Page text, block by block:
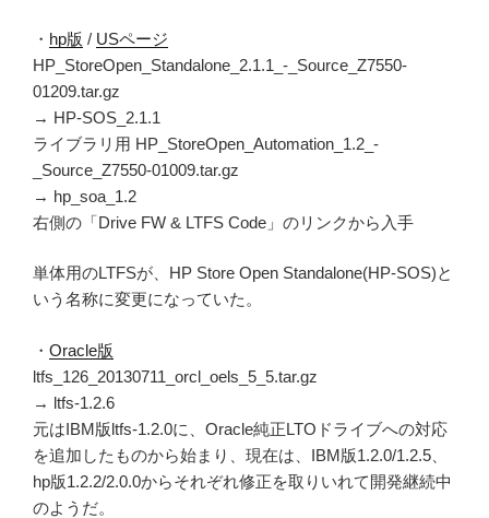
・ hp版 / USページ
HP_StoreOpen_Standalone_2.1.1_-_Source_Z7550-
01209.tar.gz
→ HP-SOS_2.1.1
ライブラリ用 HP_StoreOpen_Automation_1.2_-
_Source_Z7550-01009.tar.gz
→ hp_soa_1.2
右側の「Drive FW & LTFS Code」のリンクから入手
単体用のLTFSが、HP Store Open Standalone(HP-SOS)と
いう名称に変更になっていた。
・ Oracle版
ltfs_126_20130711_orcl_oels_5_5.tar.gz
→ ltfs-1.2.6
元はIBM版ltfs-1.2.0に、Oracle純正LTOドライブへの対応
を追加したものから始まり、現在は、IBM版1.2.0/1.2.5、
hp版1.2.2/2.0.0からそれぞれ修正を取りいれて開発継続中
のようだ。